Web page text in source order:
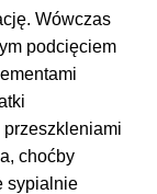
Wówczas
podcięciem
choćby
sypialnie